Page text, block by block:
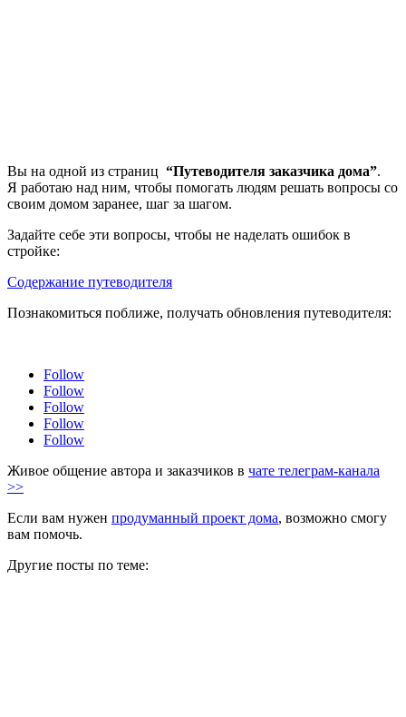
Вы на одной из страниц “Путеводителя заказчика дома”.
Я работаю над ним, чтобы помогать людям решать вопросы со
своим домом заранее, шаг за шагом.
Задайте себе эти вопросы, чтобы не наделать ошибок в
стройке:
Содержание путеводителя
Познакомиться поближе, получать обновления путеводителя:
Follow
Follow
Follow
Follow
Follow
Живое общение автора и заказчиков в чате телеграм-канала
>>
Если вам нужен продуманный проект дома, возможно смогу
вам помочь.
Другие посты по теме: